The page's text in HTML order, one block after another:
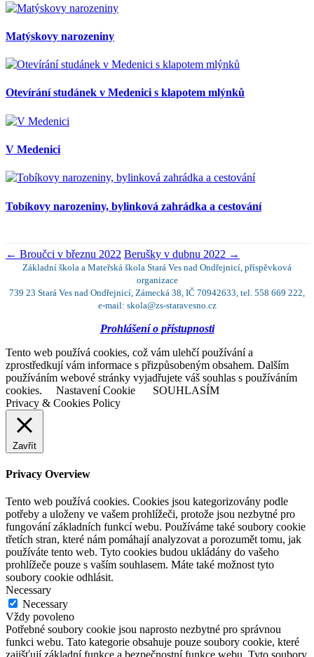
Matýskovy narozeniny
Otevírání studánek v Medenici s klapotem mlýnků
V Medenici
Tobíkovy narozeniny, bylinková zahrádka a cestování
← Broučci v březnu 2022 Berušky v dubnu 2022 →
Základní škola a Mateřská škola Stará Ves nad Ondřejnicí, příspěvková
organizace
739 23 Stará Ves nad Ondřejnicí, Zámecká 38, IČ 70942633, tel. 558 669 222,
e-mail: skola@zs-staravesno.cz
Prohlášení o přístupnosti
Tento web používá cookies, což vám ulehčí používání a
zprostředkují vám informace s přizpůsobeným obsahem. Dalším
používáním webové stránky vyjadřujete váš souhlas s používáním
cookies.
Nastavení Cookie
SOUHLASÍM
Privacy & Cookies Policy
Zavřít
Privacy Overview
Tento web používá cookies. Cookies jsou kategorizovány podle
potřeby a uloženy ve vašem prohlížeči, protože jsou nezbytné pro
fungování základních funkcí webu. Používáme také soubory cookie
třetích stran, které nám pomáhají analyzovat a porozumět tomu, jak
používáte tento web. Tyto cookies budou ukládány do vašeho
prohlížeče pouze s vaším souhlasem. Máte také možnost tyto
soubory cookie odhlásit.
Necessary
Necessary
Vždy povoleno
Potřebné soubory cookie jsou naprosto nezbytné pro správnou
funkci webu. Tato kategorie obsahuje pouze soubory cookie, které